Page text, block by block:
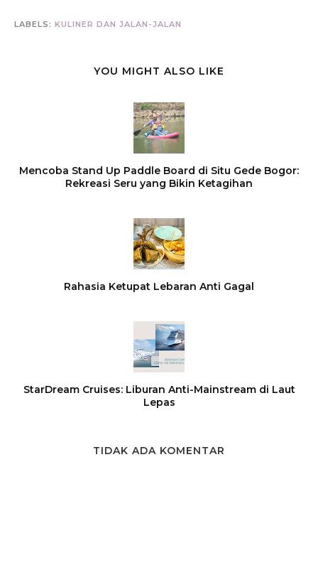
LABELS: KULINER DAN JALAN-JALAN
YOU MIGHT ALSO LIKE
Mencoba Stand Up Paddle Board di Situ Gede Bogor:
Rekreasi Seru yang Bikin Ketagihan
Rahasia Ketupat Lebaran Anti Gagal
StarDream Cruises: Liburan Anti-Mainstream di Laut
Lepas
TIDAK ADA KOMENTAR